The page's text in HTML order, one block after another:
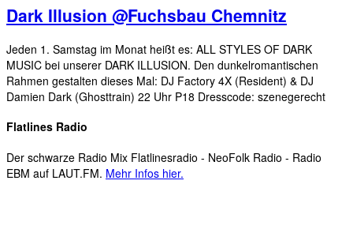
Dark Illusion @Fuchsbau Chemnitz
Jeden 1. Samstag im Monat heißt es: ALL STYLES OF DARK
MUSIC bei unserer DARK ILLUSION. Den dunkelromantischen
Rahmen gestalten dieses Mal: DJ Factory 4X (Resident) & DJ
Damien Dark (Ghosttrain) 22 Uhr P18 Dresscode: szenegerecht
Flatlines Radio
Der schwarze Radio Mix Flatlinesradio - NeoFolk Radio - Radio
EBM auf LAUT.FM. Mehr Infos hier.